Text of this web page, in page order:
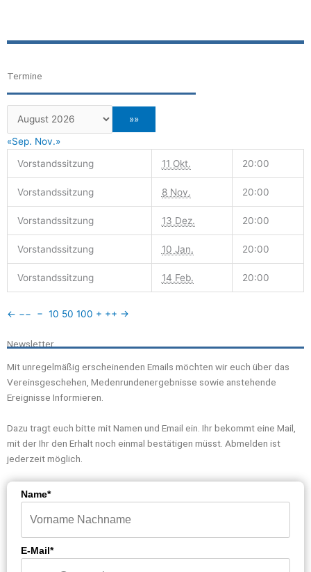
Termine
«Sep. Nov.»
Vorstandssitzung
11 Okt. 20:00
Vorstandssitzung 8 Nov. 20:00
Vorstandssitzung 13 Dez. 20:00
Vorstandssitzung 10 Jan. 20:00
Vorstandssitzung 14 Feb. 20:00
← −− − 10 50 100 + ++ →
Newsletter
Mit unregelmäßig erscheinenden Emails möchten wir euch über das
Vereinsgeschehen, Medenrundenergebnisse sowie anstehende
Ereignisse Informieren.
Dazu tragt euch bitte mit Namen und Email ein. Ihr bekommt eine Mail,
mit der Ihr den Erhalt noch einmal bestätigen müsst. Abmelden ist
jederzeit möglich.
Name*
E-Mail*